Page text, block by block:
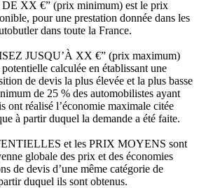
XX €” (prix minimum) est le prix
pour une prestation donnée dans les
dans toute la France.
JUSQU’À XX €” (prix maximum)
calculée en établissant une
de devis la plus élevée et la plus basse
de 25 % des automobilistes ayant
ont réalisé l’économie maximale citée
à partir duquel la demande a été faite.
et les PRIX MOYENS sont
globale des prix et des économies
de devis d’une même catégorie de
duquel ils sont obtenus.